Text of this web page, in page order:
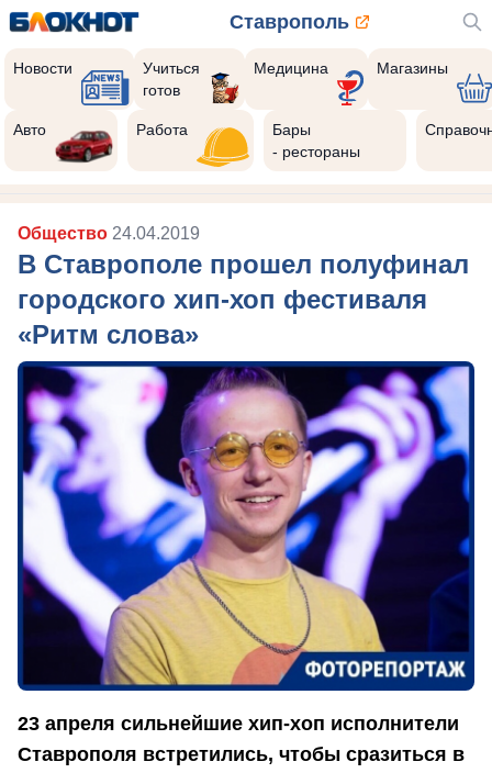
Ставрополь
Новости
Учиться
готов
Медицина Магазины
Авто Работа
Бары
- рестораны
Общество 24.04.2019
В Ставрополе прошел полуфинал
городского хип-хоп фестиваля
«Ритм слова»
23 апреля сильнейшие хип-хоп исполнители
Ставрополя встретились, чтобы сразиться в